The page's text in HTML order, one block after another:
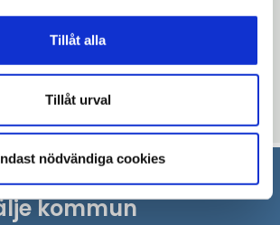
Tillåt alla
Tillåt urval
nödvändiga cookies
säkerhetschef Lennart
0708-51 74 04.
kommun